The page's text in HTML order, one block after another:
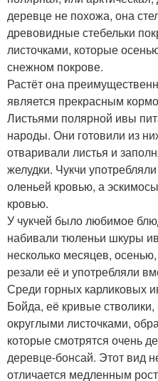
деревце не похожа, она
древовидные стебельки
листочками, которые
снежном покрове.
Растёт она
является прекрасным
Листьями полярной ивы
народы. Они готовили из
отваривали листья и
желудки. Чукчи
оленьей кровью, а
кровью.
У чукчей было любимое
набивали тюленьи шкуры
несколько месяцев,
резали её и употребляли
Среди горных карликовых
Бойда, её кривые
округлыми листочками,
которые смотрятся очень
деревце-бонсай. Этот вид
отличается медленным